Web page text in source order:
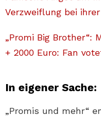
Verzweiflung bei
„Promi Big Brother“:
+ 2000 Euro: Fan
In eigener Sache:
„Promis und mehr“